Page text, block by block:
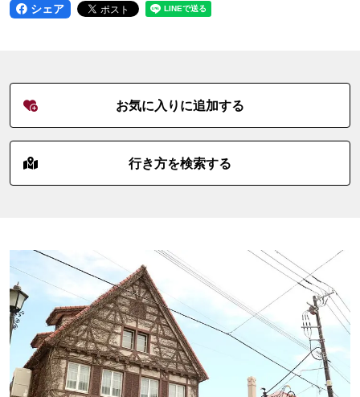
シェア
お気に入りに追加する
行き方を検索する